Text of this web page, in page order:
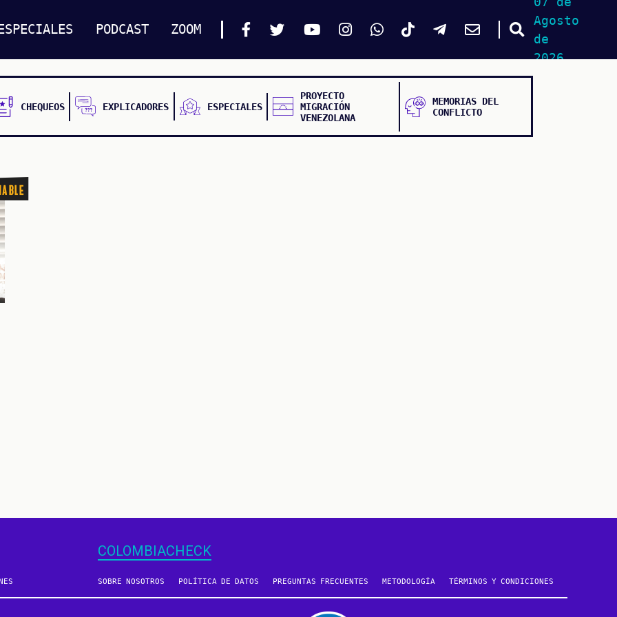
PODCAST ZOOM
Agosto
de
2026
CHEQUEOS EXPLICADORES ESPECIALES
PROYECTO
MIGRACIÓN
VENEZOLANA
MEMORIAS DEL
CONFLICTO
COLOMBIACHECK
SOBRE NOSOTROS POLÍTICA DE DATOS PREGUNTAS FRECUENTES METODOLOGÍA TÉRMINOS Y CONDICIONES